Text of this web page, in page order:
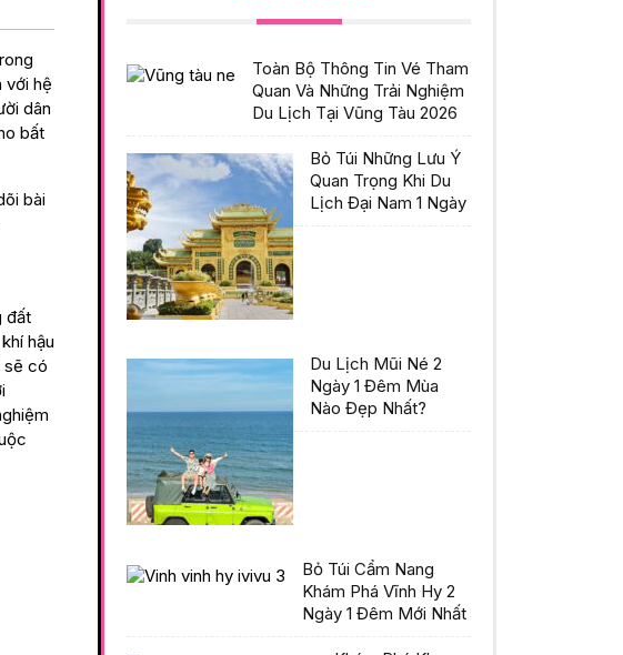
với hệ
dân
bất
bài
đất
hậu
sẽ có
Toàn Bộ Thông Tin Vé Tham
Quan Và Những Trải Nghiệm
Du Lịch Tại Vũng Tàu 2026
Bỏ Túi Những Lưu Ý
Quan Trọng Khi Du
Lịch Đại Nam 1 Ngày
Du Lịch Mũi Né 2
Ngày 1 Đêm Mùa
Nào Đẹp Nhất?
Bỏ Túi Cẩm Nang
Khám Phá Vĩnh Hy 2
Ngày 1 Đêm Mới Nhất